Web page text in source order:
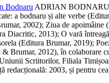
Bodnaru ADRIAN BODNARU
a bodnaru și alte verbe
2002); Ziua de
Diacritic, 2013); O vară
(Editura Brumar, 2019);
Brumar, 2012), în colaborare
Scriitorilor, Filiala
redacțională: 2003, și pentru